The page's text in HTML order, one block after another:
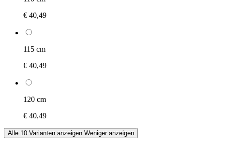
€ 40,49
115 cm
€ 40,49
120 cm
€ 40,49
Alle 10 Varianten anzeigen Weniger anzeigen